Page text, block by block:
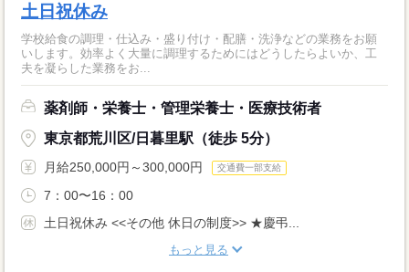
土日祝休み
学校給食の調理・仕込み・盛り付け・配膳・洗浄などの業務をお願
いします。効率よく大量に調理するためにはどうしたらよいか、工
夫を凝らした業務をお...
薬剤師・栄養士・管理栄養士・医療技術者
東京都荒川区/日暮里駅（徒歩 5分）
月給250,000円～300,000円 交通費一部支給
7：00〜16：00
土日祝休み <<その他 休日の制度>> ★慶弔...
もっと見る